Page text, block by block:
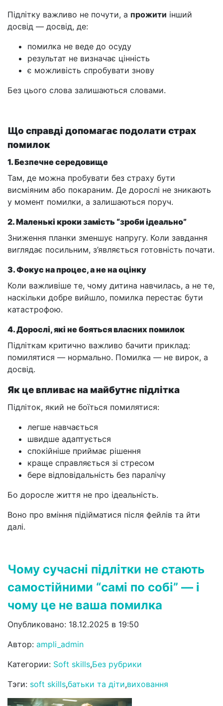
Підлітку важливо не почути, а прожити інший
досвід — досвід, де:
помилка не веде до осуду
результат не визначає цінність
є можливість спробувати знову
Без цього слова залишаються словами.
Що справді допомагає подолати страх
помилок
1. Безпечне середовище
Там, де можна пробувати без страху бути
висміяним або покараним. Де дорослі не зникають
у момент помилки, а залишаються поруч.
2. Маленькі кроки замість “зроби ідеально”
Зниження планки зменшує напругу. Коли завдання
виглядає посильним, з’являється готовність почати.
3. Фокус на процес, а не на оцінку
Коли важливіше те, чому дитина навчилась, а не те,
наскільки добре вийшло, помилка перестає бути
катастрофою.
4. Дорослі, які не бояться власних помилок
Підліткам критично важливо бачити приклад:
помилятися — нормально. Помилка — не вирок, а
досвід.
Як це впливає на майбутнє підлітка
Підліток, який не боїться помилятися:
легше навчається
швидше адаптується
спокійніше приймає рішення
краще справляється зі стресом
бере відповідальність без паралічу
Бо доросле життя не про ідеальність.
Воно про вміння підійматися після фейлів та йти
далі.
Чому сучасні підлітки не стають
самостійними “самі по собі” — і
чому це не ваша помилка
Опубликовано: 18.12.2025 в 19:50
Автор: ampli_admin
Категории: Soft skills,Без рубрики
Тэги: soft skills,батьки та діти,виховання